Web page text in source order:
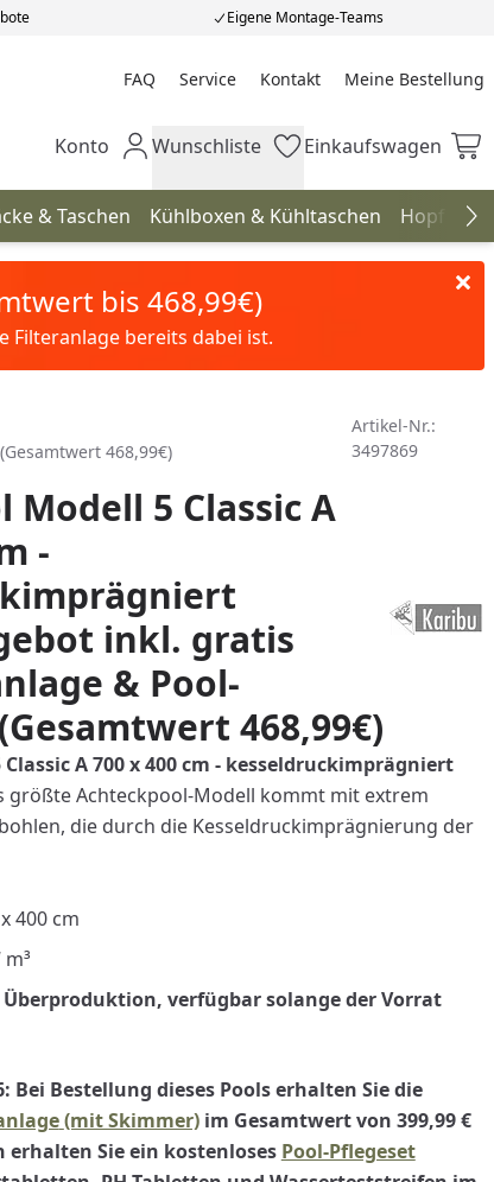
Eigene Montage-Teams
FAQ Service Kontakt Meine Bestellung
Meine Bestellung
Mein Konto
Konto Wunschliste
Wunschliste Einkaufswagen
Einkaufswagen
& Taschen Kühlboxen & Kühltaschen
bis 468,99€)
Filteranlage bereits dabei ist.
468,99€)
Artikel-Nr.:
3497869
Modell 5 Classic A
-
inkl. gratis
& Pool-
468,99€)
A 700 x 400 cm - kesseldruckimprägniert
größte Achteckpool-Modell kommt mit extrem
die durch die Kesseldruckimprägnierung der
400 cm
verfügbar solange der Vorrat
: Bei Bestellung dieses Pools erhalten Sie die
(mit Skimmer)im Gesamtwert von 399,99 €
erhalten Sie ein kostenloses Pool-Pflegeset